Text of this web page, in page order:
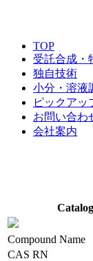
TOP
受託合成・
独自技術
小分・溶液
ピックアッ
お問い合わ
会社案内
Compound Name
CAS RN